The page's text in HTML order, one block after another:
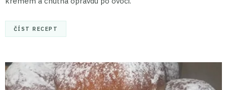
ČÍST RECEPT